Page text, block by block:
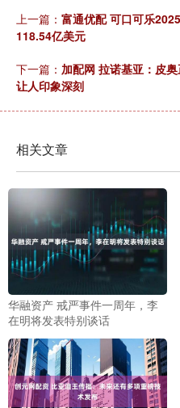
上一篇： 富通优配 可口可乐
118.54亿美元
下一篇： 加配网 拉诺基亚：皮
让人印象深刻
相关文章
华融资产 戒严事件一周年，李
在明将发表特别谈话